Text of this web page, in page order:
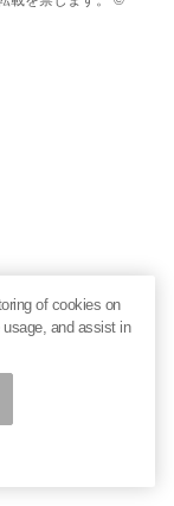
of cookies on
and assist in